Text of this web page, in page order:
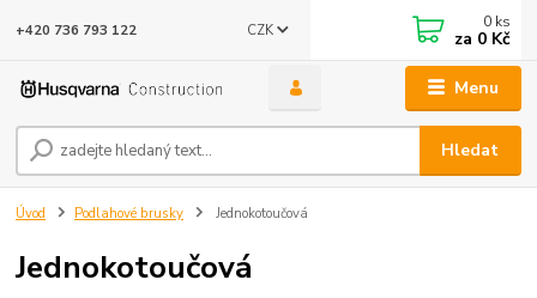
Menu
CZK
Hledat
+420 736 793 122 0 ks
za 0 Kč
Úvod Podlahové brusky Jednokotoučová
Jednokotoučová